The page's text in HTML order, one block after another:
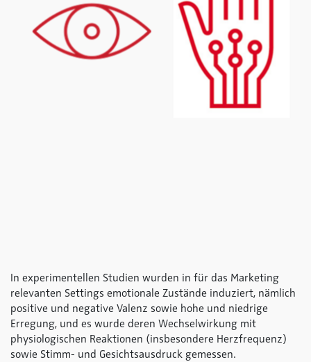
In experimentellen Studien wurden in für das Marketing
relevanten Settings emotionale Zustände induziert, nämlich
positive und negative Valenz sowie hohe und niedrige
Erregung, und es wurde deren Wechselwirkung mit
physiologischen Reaktionen (insbesondere Herzfrequenz)
sowie Stimm- und Gesichtsausdruck gemessen.